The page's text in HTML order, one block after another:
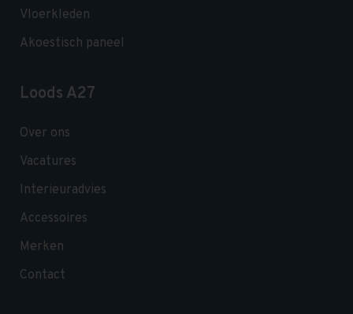
Vloerkleden
Akoestisch paneel
Loods A27
Over ons
Vacatures
Interieuradvies
Accessoires
Merken
Contact